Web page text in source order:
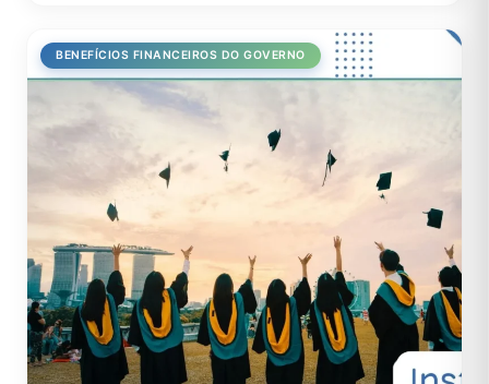
BENEFÍCIOS FINANCEIROS DO GOVERNO